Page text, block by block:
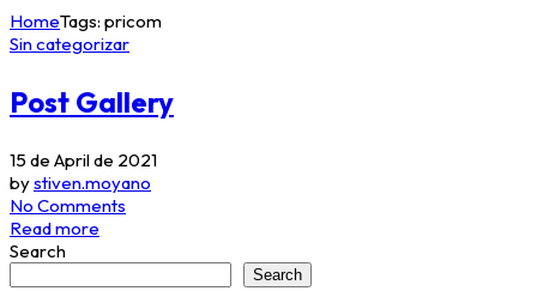
HomeTags: pricom
Sin categorizar
Post Gallery
15 de April de 2021
bystiven.moyano
No Comments
Read more
Search
Search